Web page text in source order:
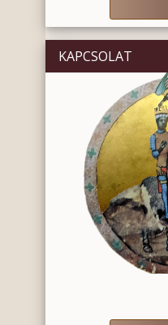
KAPCSOLAT